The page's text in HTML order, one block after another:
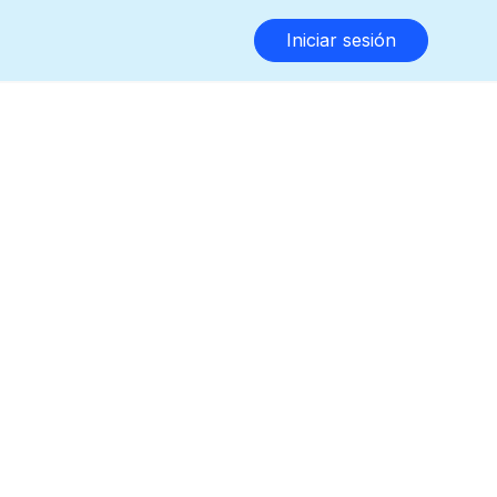
Iniciar sesión